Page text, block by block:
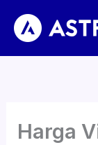
konten
Harga